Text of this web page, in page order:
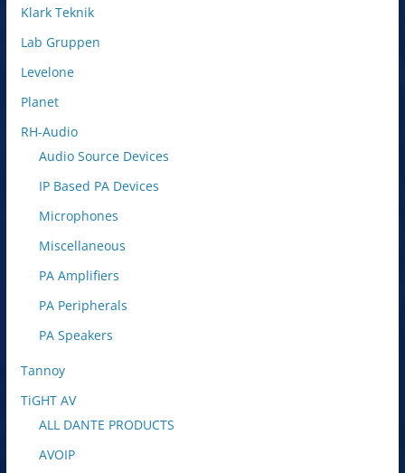
Klark Teknik
Lab Gruppen
Levelone
Planet
RH-Audio
Audio Source Devices
IP Based PA Devices
Microphones
Miscellaneous
PA Amplifiers
PA Peripherals
PA Speakers
Tannoy
TiGHT AV
ALL DANTE PRODUCTS
AVOIP